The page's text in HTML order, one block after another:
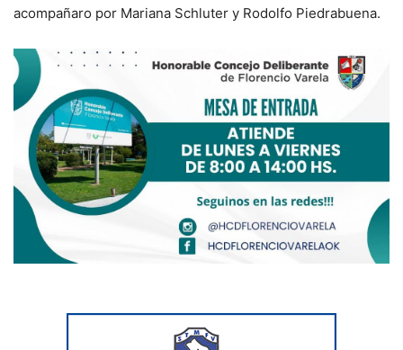
acompañaro por Mariana Schluter y Rodolfo Piedrabuena.